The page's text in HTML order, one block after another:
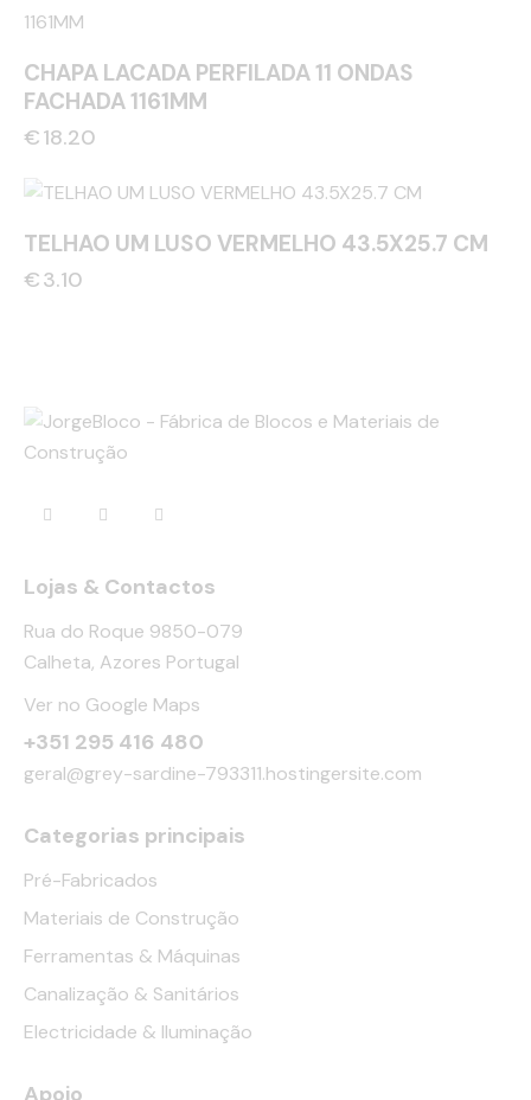
CHAPA LACADA PERFILADA 11 ONDAS
FACHADA 1161MM
€18.20
TELHAO UM LUSO VERMELHO 43.5X25.7 CM
€3.10
Lojas & Contactos
Rua do Roque 9850-079
Calheta, Azores Portugal
Ver no Google Maps
+351 295 416 480
geral@grey-sardine-793311.hostingersite.com
Categorias principais
Pré-Fabricados
Materiais de Construção
Ferramentas & Máquinas
Canalização & Sanitários
Electricidade & Iluminação
Apoio